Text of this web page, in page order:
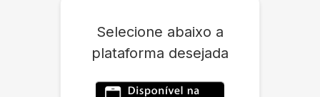
Selecione abaixo a
plataforma desejada